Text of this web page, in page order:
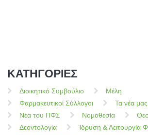
ΚΑΤΗΓΟΡΙΕΣ
Διοικητικό Συμβούλιο
Μέλη
Φαρμακευτικοί Σύλλογοι
Τα νέα μας
Νέα του ΠΦΣ
Νομοθεσία
Δεοντολογία
Ίδρυση & Λειτουργία